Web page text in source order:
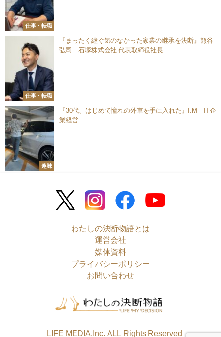
仕事・転職
仕事・転職
『まったく継ぐ気のなかった家業の継承を決断』熊谷
弘司 石塚株式会社 代表取締役社長
趣味
『30代、はじめて憧れの外車を手に入れた』I.M IT企
業経営
わたしの決断物語とは
運営会社
媒体資料
プライバシーポリシー
お問い合わせ
©LIFE MEDIA.Inc. ALL Rights Reserved